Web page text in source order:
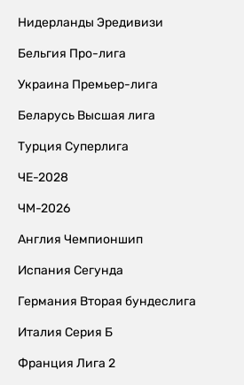
Нидерланды Эредивизи
Бельгия Про-лига
Украина Премьер-лига
Беларусь Высшая лига
Турция Суперлига
ЧЕ-2028
ЧМ-2026
Англия Чемпионшип
Испания Сегунда
Германия Вторая бундеслига
Италия Серия Б
Франция Лига 2